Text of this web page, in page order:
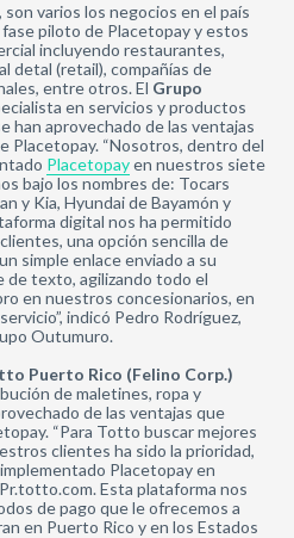
varios los negocios en el país
piloto de Placetopay y estos
incluyendo restaurantes,
detal (retail), compañías de
entre otros. El Grupo
en servicios y productos
han aprovechado de las ventajas
Placetopay. “Nosotros, dentro del
Placetopayen nuestros siete
bajo los nombres de: Tocars
y Kia, Hyundai de Bayamón y
digital nos ha permitido
una opción sencilla de
simple enlace enviado a su
de texto, agilizando todo el
en nuestros concesionarios, en
indicó Pedro Rodríguez,
Outumuro.
Puerto Rico (Felino Corp.)
de maletines, ropa y
de las ventajas que
“Para Totto buscar mejores
clientes ha sido la prioridad,
Placetopay en
Esta plataforma nos
de pago que le ofrecemos a
en Puerto Rico y en los Estados